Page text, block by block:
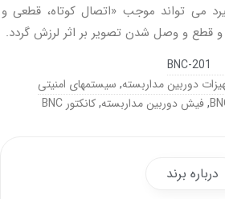
می تواند موجب «اتصال کوتاه، قطعی و
قطع و وصل شدن تصویر بر اثر لرزش گردد.
BNC-201
دوربین مداربسته, سیستمهای امنیتی
,فیش دوربین مداربسته,کانکتور BNC
درباره برند